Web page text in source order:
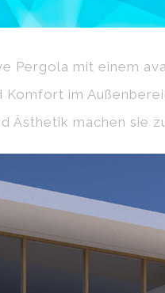
Pergola mit einem
im
Ästhetik machen sie